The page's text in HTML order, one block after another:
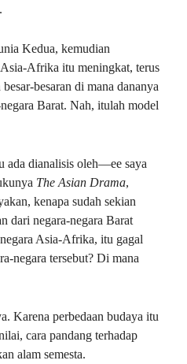
Kedua, kemudian
Afrika itu meningkat, terus
besaran di mana dananya
Barat. Nah, itulah model
ada dianalisis oleh—ee saya
The Asian Drama,
kenapa sudah sekian
dari negara-negara Barat
Asia-Afrika, itu gagal
negara tersebut? Di mana
Karena perbedaan budaya itu
cara pandang terhadap
alam semesta.